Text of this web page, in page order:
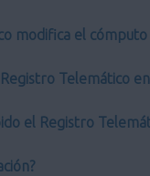
modifica el
Telemático
el Registro